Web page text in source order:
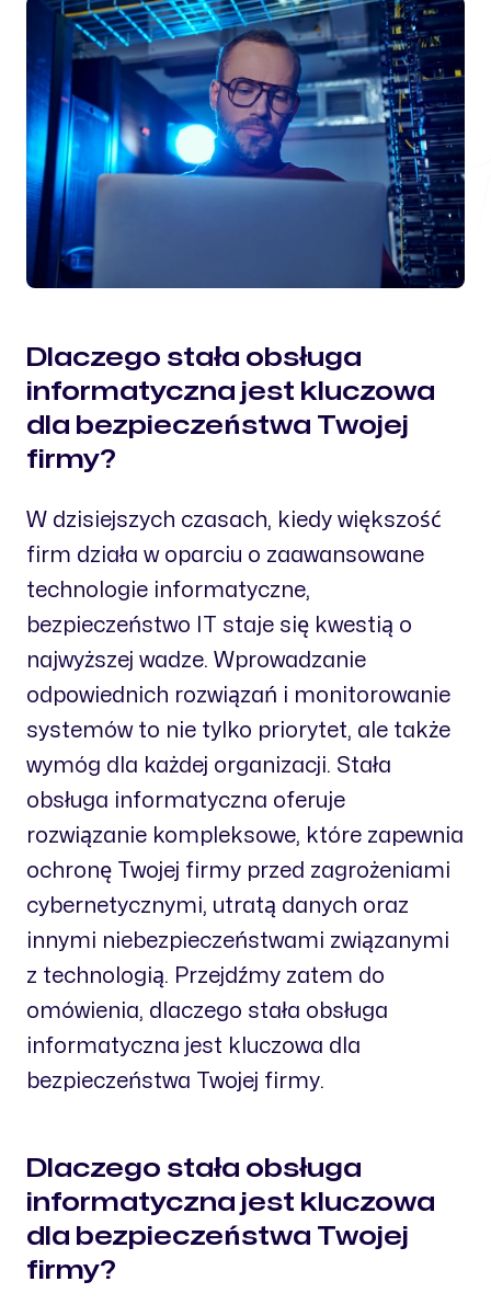
Dlaczego stała obsługa
informatyczna jest kluczowa
dla bezpieczeństwa Twojej
firmy?
W dzisiejszych czasach, kiedy większość
firm działa w oparciu o zaawansowane
technologie informatyczne,
bezpieczeństwo IT staje się kwestią o
najwyższej wadze. Wprowadzanie
odpowiednich rozwiązań i monitorowanie
systemów to nie tylko priorytet, ale także
wymóg dla każdej organizacji. Stała
obsługa informatyczna oferuje
rozwiązanie kompleksowe, które zapewnia
ochronę Twojej firmy przed zagrożeniami
cybernetycznymi, utratą danych oraz
innymi niebezpieczeństwami związanymi
z technologią. Przejdźmy zatem do
omówienia, dlaczego stała obsługa
informatyczna jest kluczowa dla
bezpieczeństwa Twojej firmy.
Dlaczego stała obsługa
informatyczna jest kluczowa
dla bezpieczeństwa Twojej
firmy?